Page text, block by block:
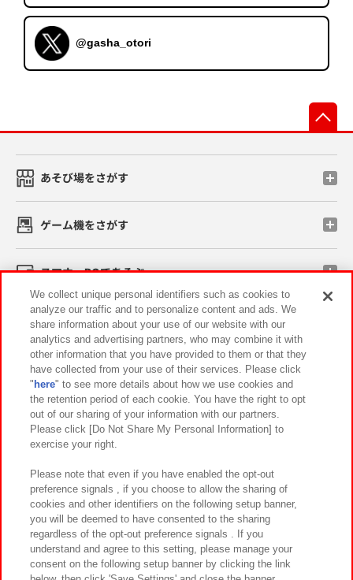
@gasha_otori
あそび場をさがす
ゲーム機をさがす
スマホ・PCであそぶ
イベント・キャンペーン
関連会社 サステナビリティ サイトポリシー
プライバシーポリシー ウェブアクセシビリティ方針と検証結果
お取引先さまとともに
カスタマーハラスメント対応方針 よくあるご質問・お問い合わせ
We collect unique personal identifiers such as cookies to
analyze our traffic and to personalize content and ads. We
share information about your use of our website with our
analytics and advertising partners, who may combine it with
other information that you have provided to them or that they
have collected from your use of their services. Please click
" here" to see more details about how we use cookies and
the retention period of each cookie. You have the right to opt
out of our sharing of your information with our partners.
Please click [Do Not Share My Personal Information] to
exercise your right.
Please note that even if you have enabled the opt-out
preference signals , if you choose to allow the sharing of
cookies and other identifiers on the following setup banner,
you will be deemed to have consented to the sharing
regardless of the opt-out preference signals . If you
understand and agree to this setting, please manage your
consent on the following setup banner by clicking the link